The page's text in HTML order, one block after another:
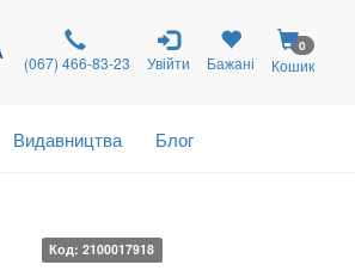
(067) 466-83-23 Увійти Бажані
0
Кошик
Видавництва Блог
Код: 2100017918